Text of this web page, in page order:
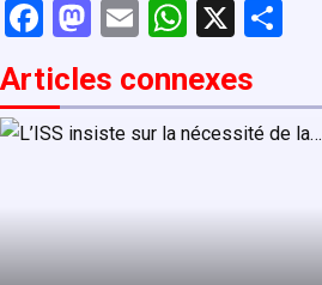
F
a
ce
b
k
M
st
o
n
E
ail
W
at
s
p
X
ta
g
Articles connexes